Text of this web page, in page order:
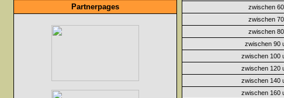
Partnerpages
zwischen
zwischen
zwischen
zwischen 90
zwischen 100
zwischen 120
zwischen 140
zwischen 160